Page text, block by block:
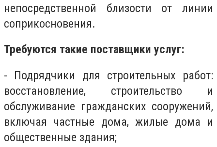
непосредственной близости от линии
соприкосновения.
Требуются такие поставщики услуг:
- Подрядчики для строительных работ:
восстановление, строительство и
обслуживание гражданских сооружений,
включая частные дома, жилые дома и
общественные здания;